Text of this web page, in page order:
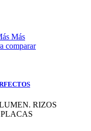
Más
comparar
RIZOS